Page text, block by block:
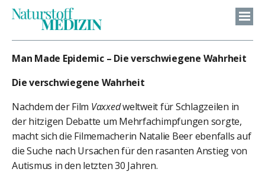
Man Made Epidemic – Die verschwiegene Wahrheit
Die verschwiegene Wahrheit
Nachdem der Film Vaxxedweltweit für Schlagzeilen in
der hitzigen Debatte um Mehrfachimpfungen sorgte,
macht sich die Filmemacherin Natalie Beer ebenfalls auf
die Suche nach Ursachen für den rasanten Anstieg von
Autismus in den letzten 30 Jahren.